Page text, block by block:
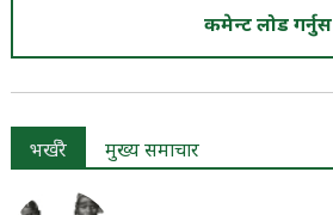
कमेन्ट लोड गर्नुस
भर्खरै मुख्य समाचार